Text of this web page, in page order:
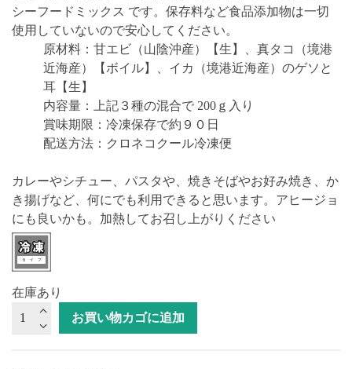
シーフードミックス です。保存料など食品添加物は一切
使用していないので安心してください。
原材料：甘エビ（山陰沖産）【生】、真タコ（境港
近海産）【ボイル】、イカ（境港近海産）のゲソと
耳【生】
内容量：上記３種の混合で 200ｇ入り
賞味期限：冷凍保存で約９０日
配送方法：クロネコクール冷凍便
カレーやシチュー、パスタや、焼きそばやお好み焼き、か
き揚げなど、何にでも利用できると思います。アヒージョ
にも良いかも。加熱してお召し上がりください
在庫あり
【真
お買い物カゴに追加